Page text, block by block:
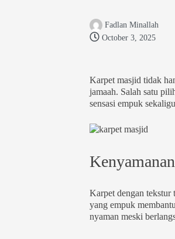
Fadlan Minallah
October 3, 2025
Karpet masjid tidak
jamaah. Salah satu
sensasi empuk
Karpet dengan tekstur
yang empuk
nyaman meski